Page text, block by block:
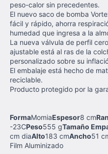
peso-calor sin precedentes.
El nuevo saco de bomba
fácil y rápido, ahorra
humedad que ingresa a la
La nueva válvula de perfil
ajustable está al ras de la
personalizado sobre su
El embalaje está hecho de
reciclable.
Producto protegido por la
FormaMomiaEspesor8 cm
-23CPeso555 gTamaño
cm diaAlto183 cmAncho51
Film Aluminizado